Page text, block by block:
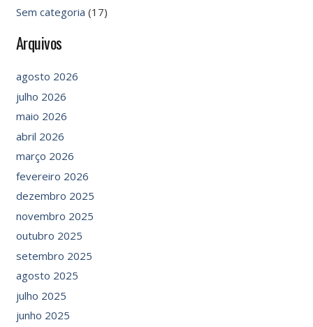
Sem categoria (17)
Arquivos
agosto 2026
julho 2026
maio 2026
abril 2026
março 2026
fevereiro 2026
dezembro 2025
novembro 2025
outubro 2025
setembro 2025
agosto 2025
julho 2025
junho 2025